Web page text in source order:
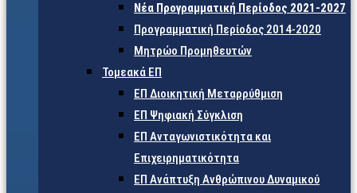
Νέα Προγραμματική Περίοδος 2021-2027
Προγραμματική Περίοδος 2014-2020
Μητρώο Προμηθευτών
Τομεακά ΕΠ
ΕΠ Διοικητική Μεταρρύθμιση
ΕΠ Ψηφιακή Σύγκλιση
ΕΠ Ανταγωνιστικότητα και
Επιχειρηματικότητα
ΕΠ Ανάπτυξη Ανθρώπινου Δυναμικού